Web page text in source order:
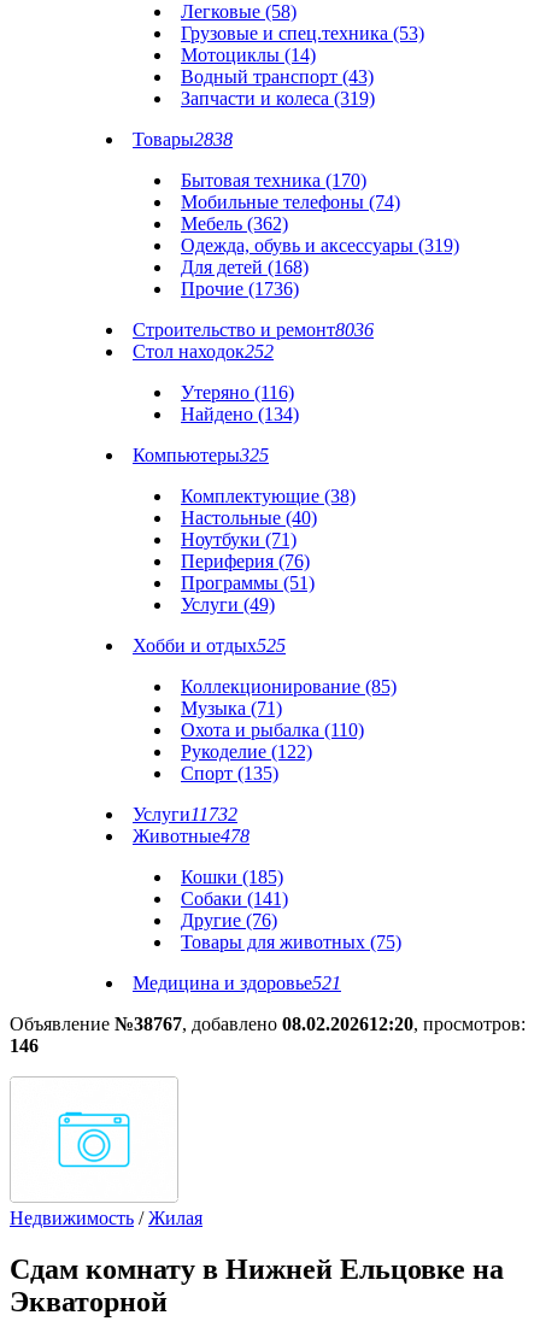
Легковые (58)
Грузовые и спец.техника (53)
Мотоциклы (14)
Водный транспорт (43)
Запчасти и колеса (319)
Товары2838
Бытовая техника (170)
Мобильные телефоны (74)
Мебель (362)
Одежда, обувь и аксессуары (319)
Для детей (168)
Прочие (1736)
Строительство и ремонт8036
Стол находок252
Утеряно (116)
Найдено (134)
Компьютеры325
Комплектующие (38)
Настольные (40)
Ноутбуки (71)
Периферия (76)
Программы (51)
Услуги (49)
Хобби и отдых525
Коллекционирование (85)
Музыка (71)
Охота и рыбалка (110)
Рукоделие (122)
Спорт (135)
Услуги11732
Животные478
Кошки (185)
Собаки (141)
Другие (76)
Товары для животных (75)
Медицина и здоровье521
Объявление №38767, добавлено 08.02.202612:20, просмотров:
146
Недвижимость /Жилая
Сдам комнату в Нижней Ельцовке на
Экваторной